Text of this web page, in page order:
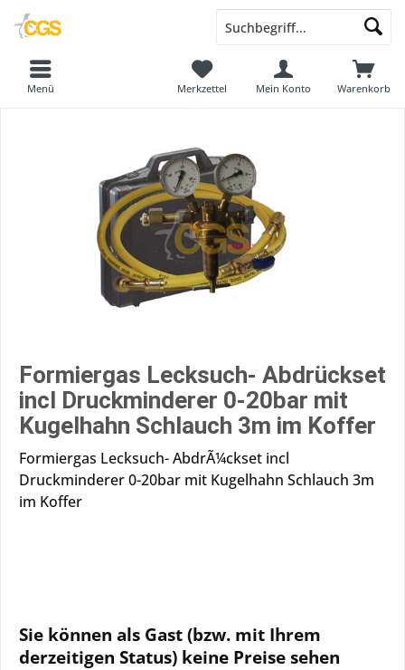
Warenkorb
Merkzettel Mein Konto
Menü
Formiergas Lecksuch- Abdrückset
incl Druckminderer 0-20bar mit
Kugelhahn Schlauch 3m im Koffer
Formiergas Lecksuch- AbdrÃ¼ckset incl
Druckminderer 0-20bar mit Kugelhahn Schlauch 3m
im Koffer
Sie können als Gast (bzw. mit Ihrem
derzeitigen Status) keine Preise sehen